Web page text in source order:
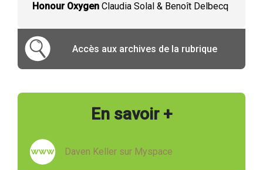
Honour Oxygen Claudia Solal & Benoît Delbecq
Accès aux archives de la rubrique
En savoir +
Daven Keller sur Myspace